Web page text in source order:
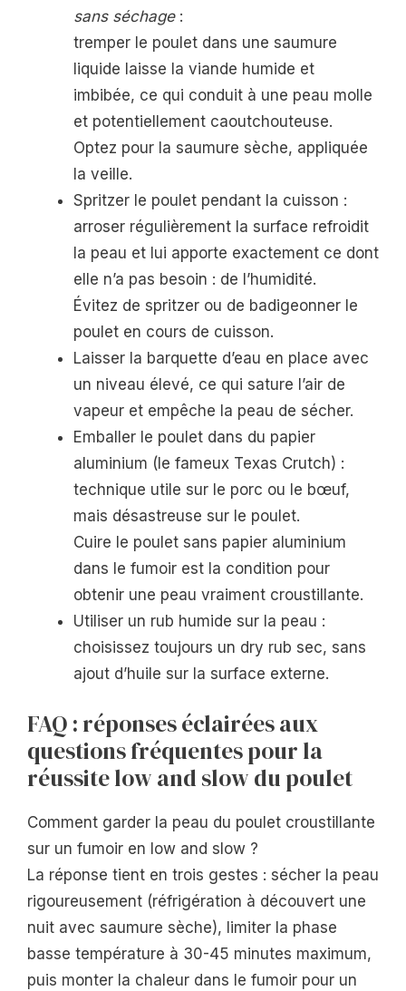
sans séchage:
tremper le poulet dans une saumure
liquide laisse la viande humide et
imbibée, ce qui conduit à une peau molle
et potentiellement caoutchouteuse.
Optez pour la saumure sèche, appliquée
la veille.
Spritzer le poulet pendant la cuisson :
arroser régulièrement la surface refroidit
la peau et lui apporte exactement ce dont
elle n’a pas besoin : de l’humidité.
Évitez de spritzer ou de badigeonner le
poulet en cours de cuisson.
Laisser la barquette d’eau en place avec
un niveau élevé, ce qui sature l’air de
vapeur et empêche la peau de sécher.
Emballer le poulet dans du papier
aluminium (le fameux Texas Crutch) :
technique utile sur le porc ou le bœuf,
mais désastreuse sur le poulet.
Cuire le poulet sans papier aluminium
dans le fumoir est la condition pour
obtenir une peau vraiment croustillante.
Utiliser un rub humide sur la peau :
choisissez toujours un dry rub sec, sans
ajout d’huile sur la surface externe.
FAQ : réponses éclairées aux
questions fréquentes pour la
réussite low and slow du poulet
Comment garder la peau du poulet croustillante
sur un fumoir en low and slow ?
La réponse tient en trois gestes : sécher la peau
rigoureusement (réfrigération à découvert une
nuit avec saumure sèche), limiter la phase
basse température à 30-45 minutes maximum,
puis monter la chaleur dans le fumoir pour un